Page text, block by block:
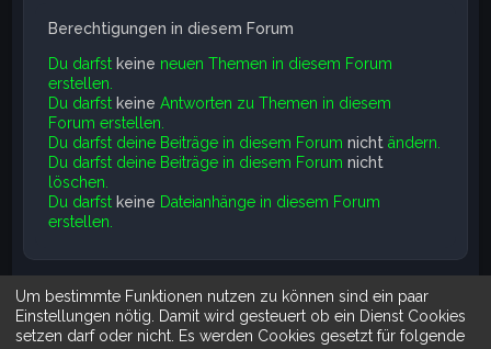
Berechtigungen in diesem Forum
Du darfstkeine neuen Themen in diesem Forum
erstellen.
Du darfstkeine Antworten zu Themen in diesem
Forum erstellen.
Du darfst deine Beiträge in diesem Forumnicht ändern.
Du darfst deine Beiträge in diesem Forumnicht
löschen.
Du darfstkeine Dateianhänge in diesem Forum
erstellen.
SucheErweiterte Suche
Um bestimmte Funktionen nutzen zu können sind ein paar
Einstellungen nötig. Damit wird gesteuert ob ein Dienst Cookies
setzen darf oder nicht. Es werden Cookies gesetzt für folgende